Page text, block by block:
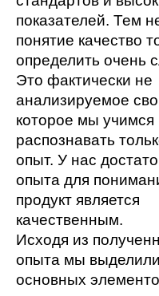
показателей. Тем
понятие качество
определить очень
Это фактически не
анализируемое
которое мы учимся
распознавать
опыт. У нас
опыта для
продукт является
качественным.
Исходя из
опыта мы
основных